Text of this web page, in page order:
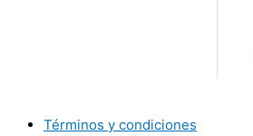
Términos y condiciones